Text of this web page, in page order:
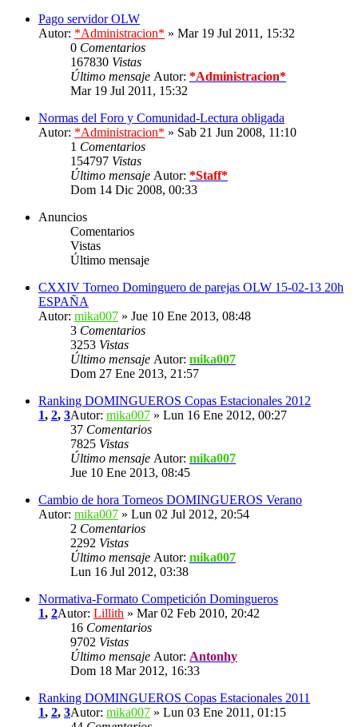
Pago servidor OLW
Autor: *Administracion* » Mar 19 Jul 2011, 15:32
0 Comentarios
167830 Vistas
Último mensaje Autor: *Administracion*
Mar 19 Jul 2011, 15:32
Normas del Foro y Comunidad-Lectura obligada
Autor: *Administracion* » Sab 21 Jun 2008, 11:10
1 Comentarios
154797 Vistas
Último mensaje Autor: *Staff*
Dom 14 Dic 2008, 00:33
Anuncios
Comentarios
Vistas
Último mensaje
CXXIV Torneo Dominguero de parejas OLW 15-02-13 20h
ESPAÑA
Autor: mika007 » Jue 10 Ene 2013, 08:48
3 Comentarios
3253 Vistas
Último mensaje Autor: mika007
Dom 27 Ene 2013, 21:57
Ranking DOMINGUEROS Copas Estacionales 2012
1, 2, 3Autor: mika007 » Lun 16 Ene 2012, 00:27
37 Comentarios
7825 Vistas
Último mensaje Autor: mika007
Jue 10 Ene 2013, 08:45
Cambio de hora Torneos DOMINGUEROS Verano
Autor: mika007 » Lun 02 Jul 2012, 20:54
2 Comentarios
2292 Vistas
Último mensaje Autor: mika007
Lun 16 Jul 2012, 03:38
Normativa-Formato Competición Domingueros
1, 2Autor: Lillith » Mar 02 Feb 2010, 20:42
16 Comentarios
9702 Vistas
Último mensaje Autor: Antonhy
Dom 18 Mar 2012, 16:33
Ranking DOMINGUEROS Copas Estacionales 2011
1, 2, 3Autor: mika007 » Lun 03 Ene 2011, 01:15